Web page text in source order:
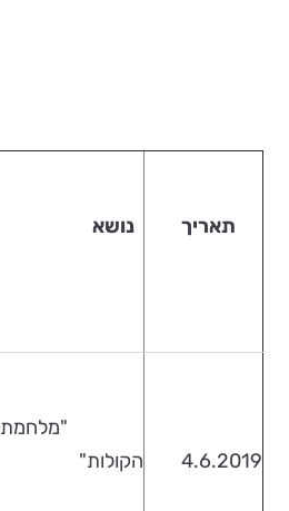
תאריך
נושא
4.6.2019
"מלחמת
הקולות"